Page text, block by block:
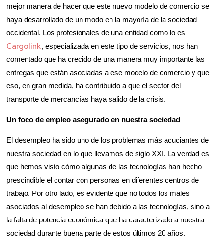
mejor manera de hacer que este nuevo modelo de comercio se
haya desarrollado de un modo en la mayoría de la sociedad
occidental. Los profesionales de una entidad como lo es
Cargolink, especializada en este tipo de servicios, nos han
comentado que ha crecido de una manera muy importante las
entregas que están asociadas a ese modelo de comercio y que
eso, en gran medida, ha contribuido a que el sector del
transporte de mercancías haya salido de la crisis.
Un foco de empleo asegurado en nuestra sociedad
El desempleo ha sido uno de los problemas más acuciantes de
nuestra sociedad en lo que llevamos de siglo XXI. La verdad es
que hemos visto cómo algunas de las tecnologías han hecho
prescindible el contar con personas en diferentes centros de
trabajo. Por otro lado, es evidente que no todos los males
asociados al desempleo se han debido a las tecnologías, sino a
la falta de potencia económica que ha caracterizado a nuestra
sociedad durante buena parte de estos últimos 20 años.